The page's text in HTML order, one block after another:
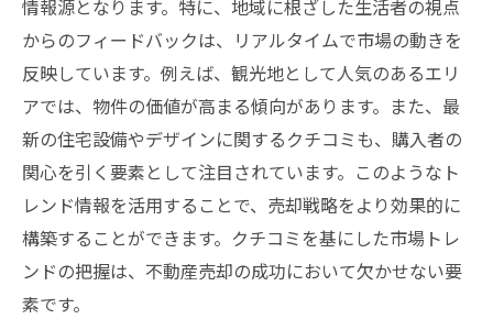
京都府京都市のクチコミを駆使して不動産売却
を成功させる方法
クチコミから得る京都府京都市の売却ヒン
ト
クチコミを駆使した効果的なプロモーショ
ン
クチコミで築く信頼と購入者との関係構築
クチコミを活かした売却ターゲティング
情報源となります。特に、地域に根ざした生活者の視点
からのフィードバックは、リアルタイムで市場の動きを
反映しています。例えば、観光地として人気のあるエリ
アでは、物件の価値が高まる傾向があります。また、最
新の住宅設備やデザインに関するクチコミも、購入者の
関心を引く要素として注目されています。このようなト
レンド情報を活用することで、売却戦略をより効果的に
構築することができます。クチコミを基にした市場トレ
ンドの把握は、不動産売却の成功において欠かせない要
素です。